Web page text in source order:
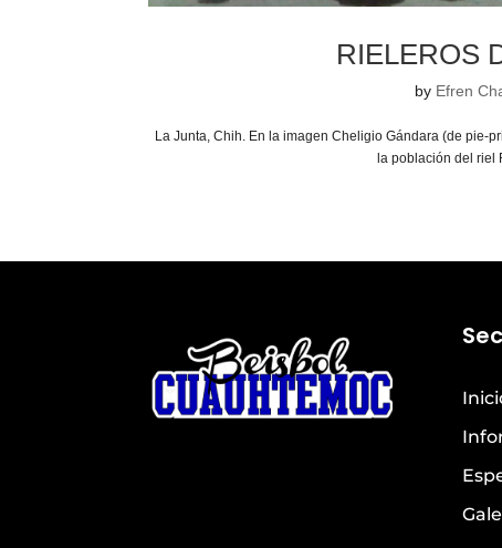
RIELEROS
by Efren
La Junta, Chih. En la imagen Cheligio Gándara (de pie-
la población del riel